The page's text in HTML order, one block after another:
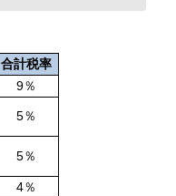
合計税率
9％
5％
5％
4％